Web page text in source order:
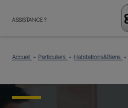
ASSISTANCE ?
Accueil Particuliers Habitations&Biens